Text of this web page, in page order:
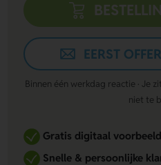
EERST
Binnen één werkdag reactie · Je
niet te
Gratis digitaal voorbeeld
Snelle & persoonlijke